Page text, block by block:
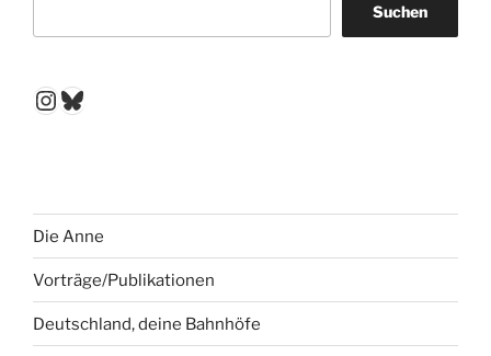
Suchen
Instagram
Bluesky
Die Anne
Vorträge/Publikationen
Deutschland, deine Bahnhöfe